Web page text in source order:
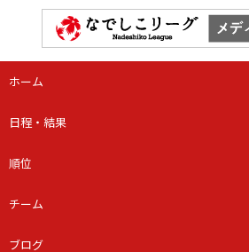
ホーム
日程・結果
順位
チーム
ブログ